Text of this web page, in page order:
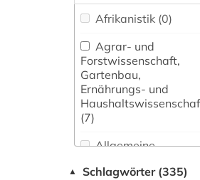
Afrikanistik (0)
Agrar- und
Forstwissenschaft,
Gartenbau,
Ernährungs- und
(7)
Allgemeine
▲ Schlagwörter (335)